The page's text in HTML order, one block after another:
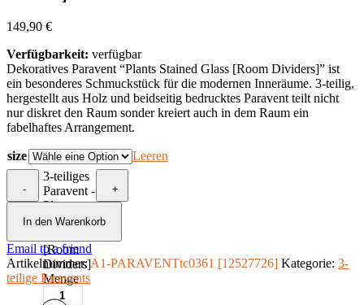
149,90 €
Verfügbarkeit: verfügbar
Dekoratives Paravent “Plants Stained Glass [Room Dividers]” ist
ein besonderes Schmuckstück für die modernen Inneräume. 3-teilig,
hergestellt aus Holz und beidseitig bedrucktes Paravent teilt nicht
nur diskret den Raum sonder kreiert auch in dem Raum ein
fabelhaftes Arrangement.
size Leeren
-
3-teiliges
Paravent -
Plants
Stained
[Room
Dividers]
Menge
+
In den Warenkorb
Email to a friend
Artikelnummer:A1-PARAVENTtc0361 [12527726] Kategorie: 3-
teilige Paravents